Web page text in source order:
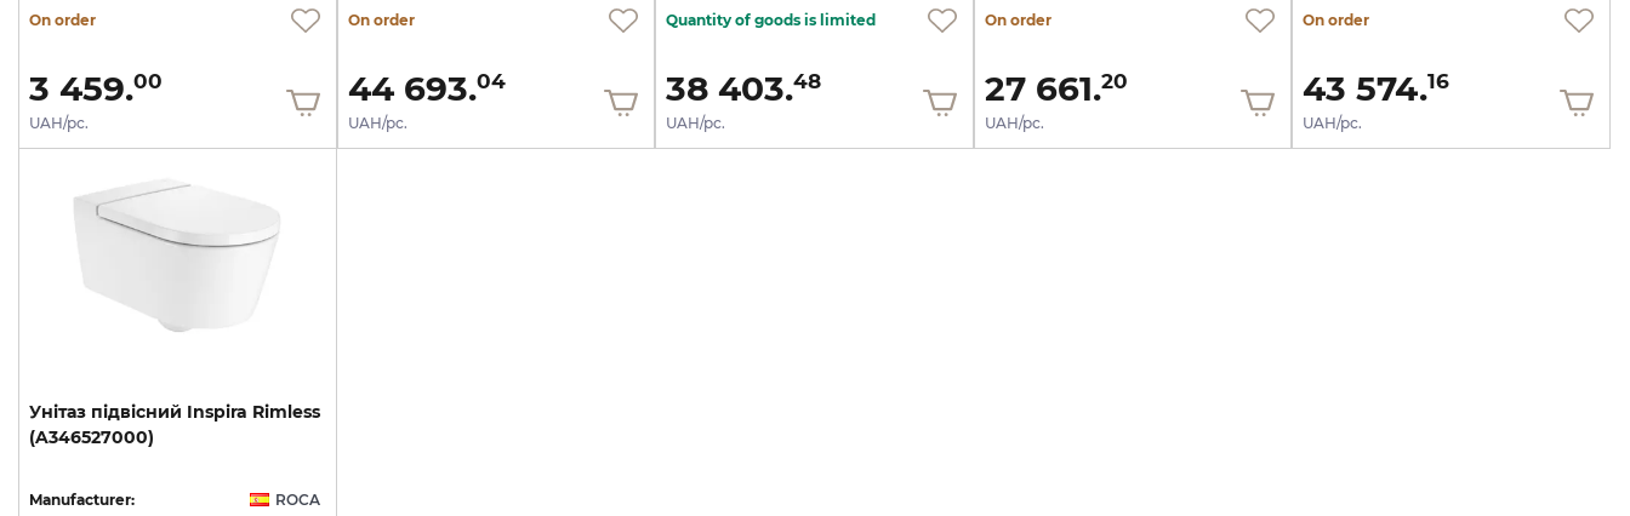
On order
3 459.00
UAH/pc.
On order
44 693.04
UAH/pc.
Quantity of goods is limited
38 403.48
UAH/pc.
On order
27 661.20
UAH/pc.
On order
43 574.16
UAH/pc.
Унітаз підвісний Inspira Rimless
(A346527000)
Manufacturer: ROCA